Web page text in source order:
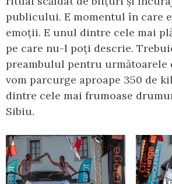
publicului. E momentul în care
emoții. E unul dintre cele mai
pe care nu-l poți descrie.
preambulul pentru următoarele
vom parcurge aproape 350 de
dintre cele mai frumoase
Sibiu.